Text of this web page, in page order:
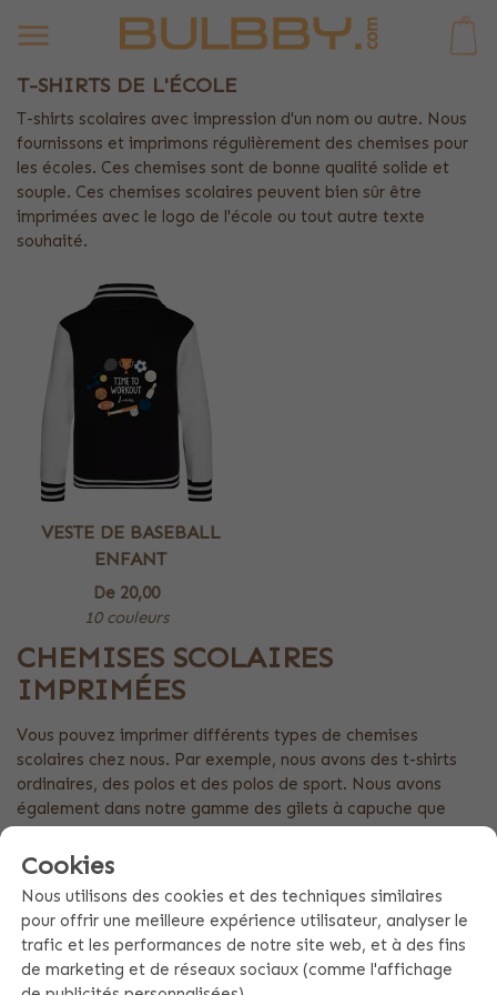
T-SHIRTS DE L'ÉCOLE
T-shirts scolaires avec impression d'un nom ou autre. Nous
fournissons et imprimons régulièrement des chemises pour
les écoles. Ces chemises sont de bonne qualité solide et
souple. Ces chemises scolaires peuvent bien sûr être
imprimées avec le logo de l'école ou tout autre texte
souhaité.
VESTE DE BASEBALL
ENFANT
De 20,00
10 couleurs
CHEMISES SCOLAIRES
IMPRIMÉES
Vous pouvez imprimer différents types de chemises
scolaires chez nous. Par exemple, nous avons des t-shirts
ordinaires, des polos et des polos de sport. Nous avons
également dans notre gamme des gilets à capuche que
nous pouvons imprimer pour les écoles. Vous souhaitez
imprimer des t-shirts scolaires avec votre propre logo, par
problème, nous nous en chargeons pour vous. Envoyez un e-
mail avec votre demande à info@bulbby.com et incluez de
préférence le logo à imprimer. Nous vous ferons alors une
offre appropriée. Il est également possible d'obtenir une
Cookies
Nous utilisons des cookies et des techniques similaires
pour offrir une meilleure expérience utilisateur, analyser le
trafic et les performances de notre site web, et à des fins
de marketing et de réseaux sociaux (comme l'affichage